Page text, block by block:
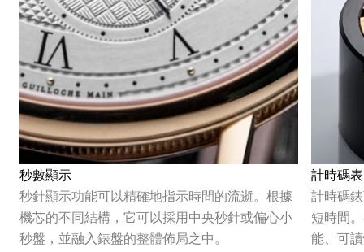
秒數顯示
秒針顯示功能可以精確地指示時間的流逝。根據
機芯的不同結構，它可以採用中央秒針或偏心小
秒盤，並融入錶盤的整體佈局之中。
計時碼表
計時碼
短時間
能、可